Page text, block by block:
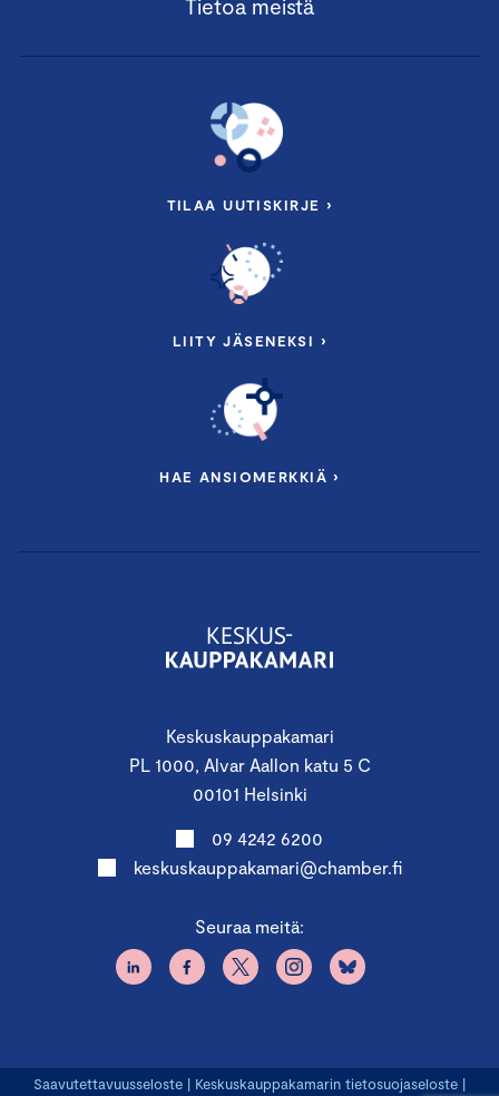
Keskuskauppakamari
PL 1000, Alvar Aallon katu 5 C
00101 Helsinki
09 4242 6200
keskuskauppakamari@chamber.fi
Seuraa meitä:
Tietoa meistä
TILAA UUTISKIRJE ›
LIITY JÄSENEKSI ›
HAE ANSIOMERKKIÄ ›
Saavutettavuusseloste | Keskuskauppakamarin tietosuojaseloste |